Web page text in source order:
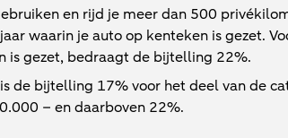
en rijd je meer dan 500
waarin je auto op kenteken is gezet.
is gezet, bedraagt de bijtelling 22%.
de bijtelling 17% voor het deel van de
– en daarboven 22%.